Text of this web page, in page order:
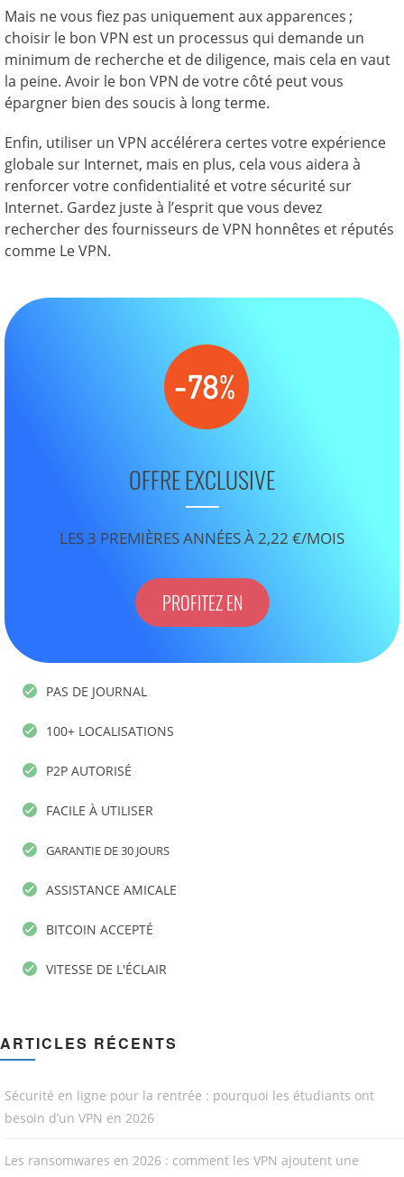
Mais ne vous fiez pas uniquement aux apparences ;
choisir le bon VPN est un processus qui demande un
minimum de recherche et de diligence, mais cela en vaut
la peine. Avoir le bon VPN de votre côté peut vous
épargner bien des soucis à long terme.
Enfin, utiliser un VPN accélérera certes votre expérience
globale sur Internet, mais en plus, cela vous aidera à
renforcer votre confidentialité et votre sécurité sur
Internet. Gardez juste à l’esprit que vous devez
rechercher des fournisseurs de VPN honnêtes et réputés
comme Le VPN.
OFFRE EXCLUSIVE
LES 3 PREMIÈRES ANNÉES À 2,22 €/MOIS
PROFITEZ EN
PAS DE JOURNAL
100+ LOCALISATIONS
P2P AUTORISÉ
FACILE À UTILISER
GARANTIE DE 30 JOURS
ASSISTANCE AMICALE
BITCOIN ACCEPTÉ
VITESSE DE L'ÉCLAIR
ARTICLES RÉCENTS
Sécurité en ligne pour la rentrée : pourquoi les étudiants ont
besoin d’un VPN en 2026
Les ransomwares en 2026 : comment les VPN ajoutent une